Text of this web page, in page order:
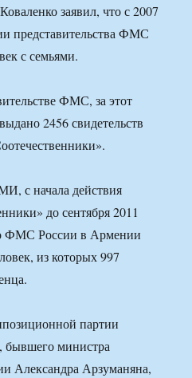
заявил, что с 2007
представительства ФМС
с семьями.
ФМС, за этот
2456 свидетельств
с начала действия
до сентября 2011
ФМС России в Армении
из которых 997
партии
бывшего министра
Александра Арзуманяна,